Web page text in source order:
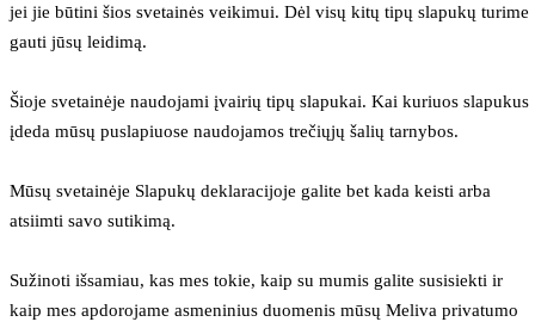
jei jie būtini šios svetainės veikimui. Dėl visų kitų tipų slapukų turime
gauti jūsų leidimą.
Šioje svetainėje naudojami įvairių tipų slapukai. Kai kuriuos slapukus
įdeda mūsų puslapiuose naudojamos trečiųjų šalių tarnybos.
Mūsų svetainėje Slapukų deklaracijoje galite bet kada keisti arba
atsiimti savo sutikimą.
Sužinoti išsamiau, kas mes tokie, kaip su mumis galite susisiekti ir
kaip mes apdorojame asmeninius duomenis mūsų Meliva privatumo